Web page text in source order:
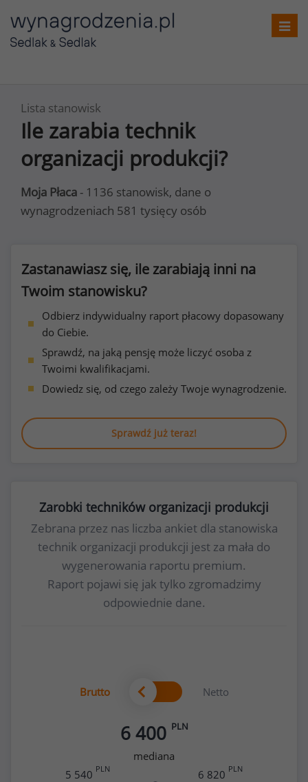
Lista stanowisk
Ile zarabia technik
organizacji produkcji?
Moja Płaca - 1136 stanowisk, dane o
wynagrodzeniach 581 tysięcy osób
Zastanawiasz się, ile zarabiają inni na
Twoim stanowisku?
Odbierz indywidualny raport płacowy dopasowany
do Ciebie.
Sprawdź, na jaką pensję może liczyć osoba z
Twoimi kwalifikacjami.
Dowiedz się, od czego zależy Twoje wynagrodzenie.
Sprawdź już teraz!
Zarobki techników organizacji produkcji
Zebrana przez nas liczba ankiet dla stanowiska
technik organizacji produkcji jest za mała do
wygenerowania raportu premium.
Raport pojawi się jak tylko zgromadzimy
odpowiednie dane.
Brutto Netto
6 400 PLN
mediana
5 540 PLN 6 820 PLN